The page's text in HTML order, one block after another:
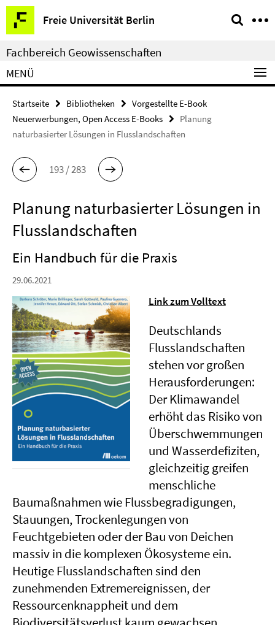
Springe
direkt
zu
Inhalt
Freie Universität Berlin
Service-
Navigation
Fachbereich Geowissenschaften
MENÜ
Startseite Bibliotheken
Vorgestellte E-Book
Neuerwerbungen, Open Access E-Books
Planung
naturbasierter Lösungen in Flusslandschaften
193 / 283
Planung naturbasierter Lösungen in
Flusslandschaften
Ein Handbuch für die Praxis
29.06.2021
Link zum Volltext
Deutschlands
Flusslandschaften
stehen vor großen
Herausforderungen:
Der Klimawandel
erhöht das Risiko von
Überschwemmungen
und Wasserdefiziten,
gleichzeitig greifen
menschliche
Baumaßnahmen wie Flussbegradigungen,
Stauungen, Trockenlegungen von
Feuchtgebieten oder der Bau von Deichen
massiv in die komplexen Ökosysteme ein.
Heutige Flusslandschaften sind den
zunehmenden Extremereignissen, der
Ressourcenknappheit und dem